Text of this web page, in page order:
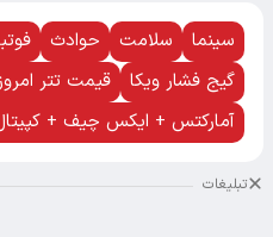
سینما سلامت حوادث
گیج فشار ویکا
قیمت تتر
آمارکتس + ایکس چیف +
تبلیغات